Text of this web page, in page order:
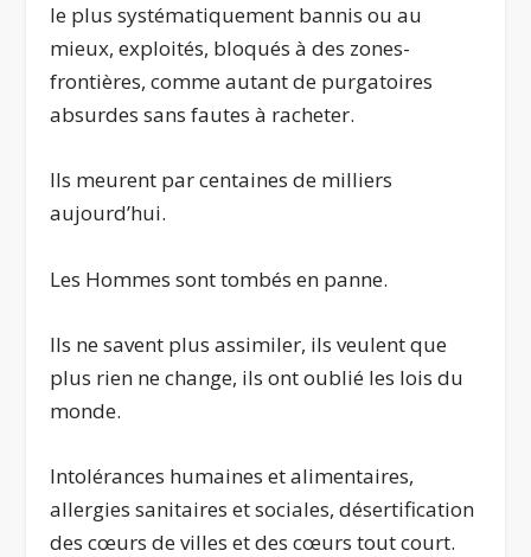
le plus systématiquement bannis ou au
mieux, exploités, bloqués à des zones-
frontières, comme autant de purgatoires
absurdes sans fautes à racheter.
Ils meurent par centaines de milliers
aujourd’hui.
Les Hommes sont tombés en panne.
Ils ne savent plus assimiler, ils veulent que
plus rien ne change, ils ont oublié les lois du
monde.
Intolérances humaines et alimentaires,
allergies sanitaires et sociales, désertification
des cœurs de villes et des cœurs tout court.